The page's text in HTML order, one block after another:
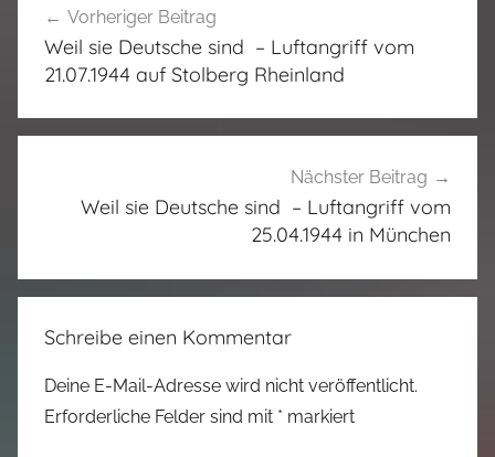
Vorheriger Beitrag
Weil sie Deutsche sind – Luftangriff vom
21.07.1944 auf Stolberg Rheinland
Nächster Beitrag
Weil sie Deutsche sind – Luftangriff vom
25.04.1944 in München
Schreibe einen Kommentar
Deine E-Mail-Adresse wird nicht veröffentlicht.
Erforderliche Felder sind mit * markiert